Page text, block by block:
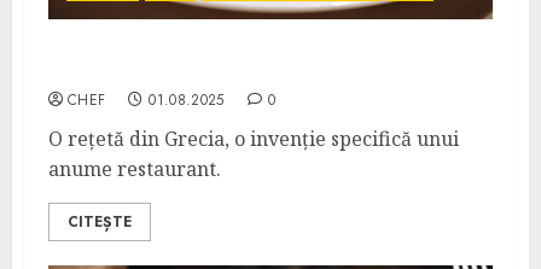
CHEF 01.08.2025 0
O rețetă din Grecia, o invenție specifică unui
anume restaurant.
CITEȘTE